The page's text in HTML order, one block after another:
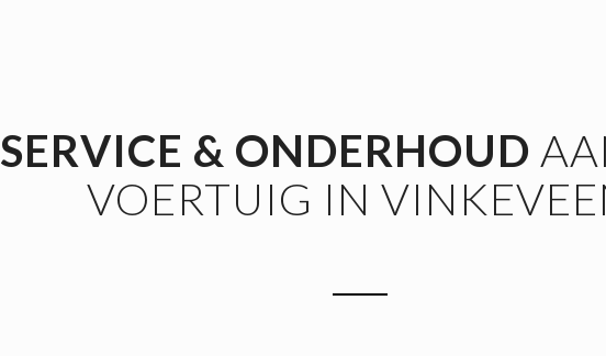
SERVICE & ONDERHOUD
VOERTUIG IN